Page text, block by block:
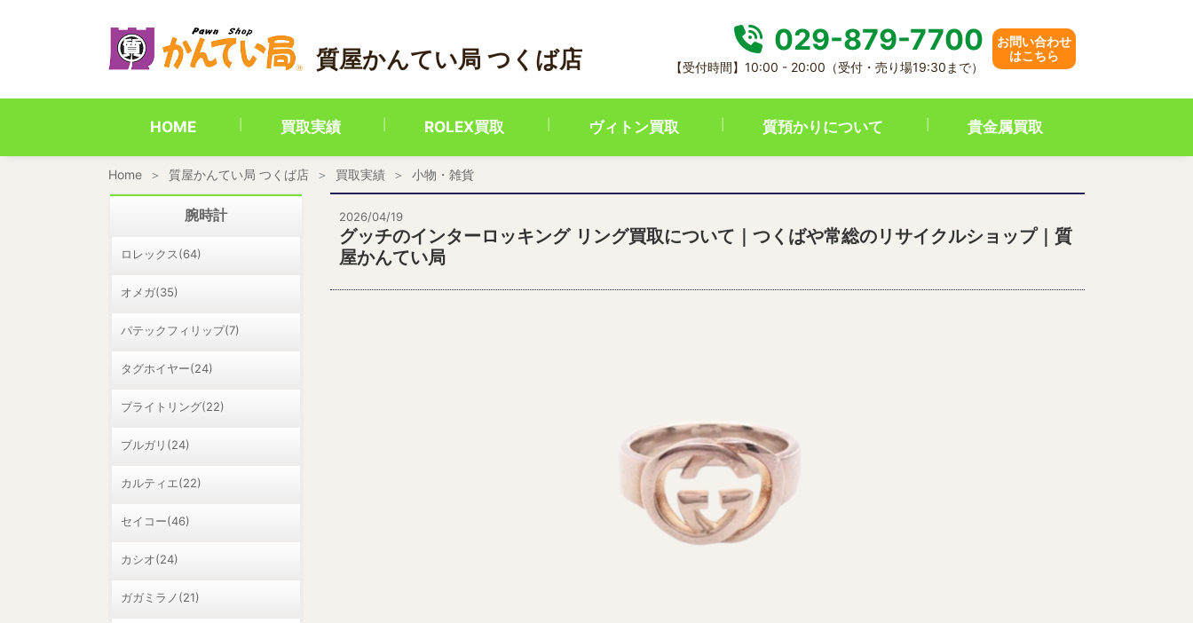
質屋かんてい局 つくば店
029-879-7700
【受付時間】10:00 - 20:00（受付・売り場19:30まで）
お問い合わせ
はこちら
HOME 買取実績 ROLEX買取 ヴィトン買取 質預かりについて 貴金属買取
Home 質屋かんてい局 つくば店 買取実績 小物・雑貨
2026/04/19
グッチのインターロッキング リング買取について｜つくばや常総のリサイクルショップ｜質
屋かんてい局
腕時計
ロレックス(64)
オメガ(35)
パテックフィリップ(7)
タグホイヤー(24)
ブライトリング(22)
ブルガリ(24)
カルティエ(22)
セイコー(46)
カシオ(24)
ガガミラノ(21)